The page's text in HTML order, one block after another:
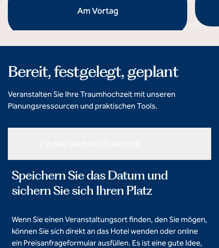
Am Vortag
Bereit, festgelegt, geplant
Veranstalten Sie Ihre Traumhochzeit mit unseren
Planungsressourcen und praktischen Tools.
Speichern Sie das Datum und
sichern Sie sich Ihren Platz
Wenn Sie einen Veranstaltungsort finden, den Sie mögen,
können Sie sich direkt an das Hotel wenden oder online
ein Preisanfrageformular ausfüllen. Es ist eine gute Idee,